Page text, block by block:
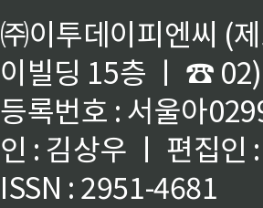
㈜이투데이피엔씨 (
이빌딩 15층 ㅣ ☎
등록번호 : 서울아
인 : 김상우 ㅣ 편집인
ISSN : 2951-4681